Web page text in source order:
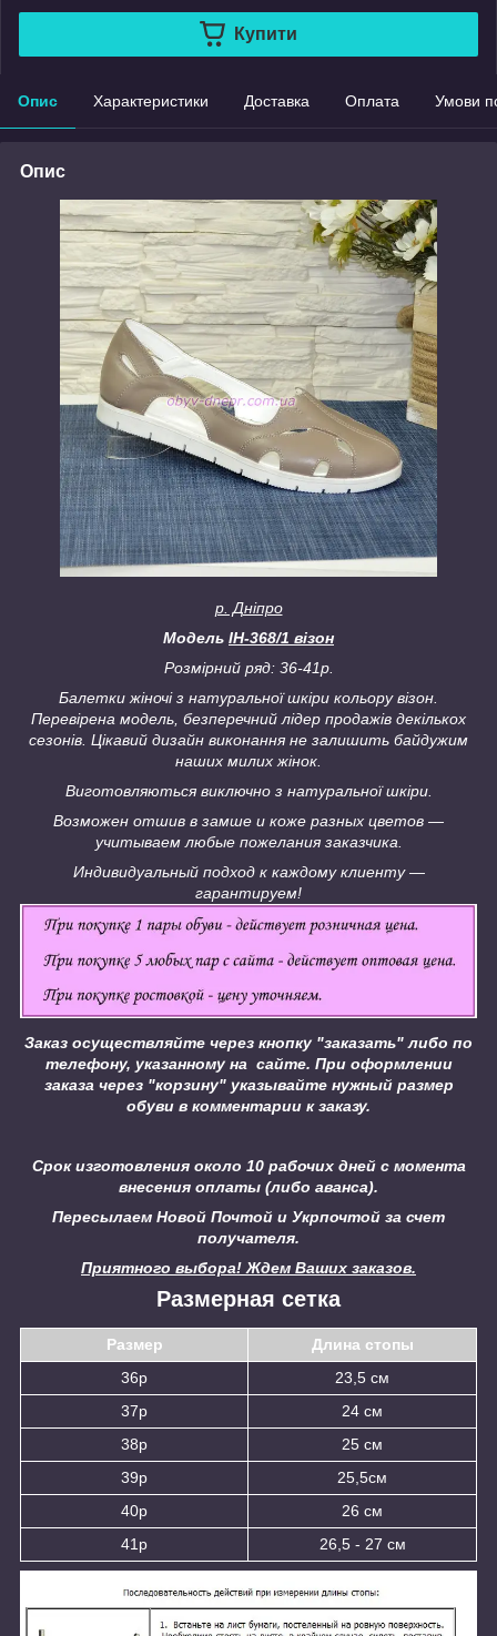
Купити
Опис Характеристики Доставка Оплата Умови
Опис
р. Дніпро
Модель ІН-368/1 візон
Розмірний ряд: 36-41р.
Балетки жіночі з натуральної шкіри кольору візон.
Перевірена модель, безперечний лідер продажів декількох
сезонів. Цікавий дизайн виконання не залишить байдужим
наших милих жінок.
Виготовляються виключно з натуральної шкіри.
Возможен отшив в замше и коже разных цветов ―
учитываем любые пожелания заказчика.
Индивидуальный подход к каждому клиенту ―
гарантируем!
Заказ осуществляйте через кнопку "заказать" либо по
телефону, указанному на сайте. При оформлении
заказа через "корзину" указывайте нужный размер
обуви в комментарии к заказу.
Срок изготовления около 10 рабочих дней с момента
внесения оплаты (либо аванса).
Пересылаем Новой Почтой и Укрпочтой за счет
получателя.
Приятного выбора! Ждем Ваших заказов.
Размерная сетка
Размер
Длина стопы
36р
23,5 см
37р
24 см
38р
25 см
39р
25,5см
40р
26 см
41р
26,5 - 27 см